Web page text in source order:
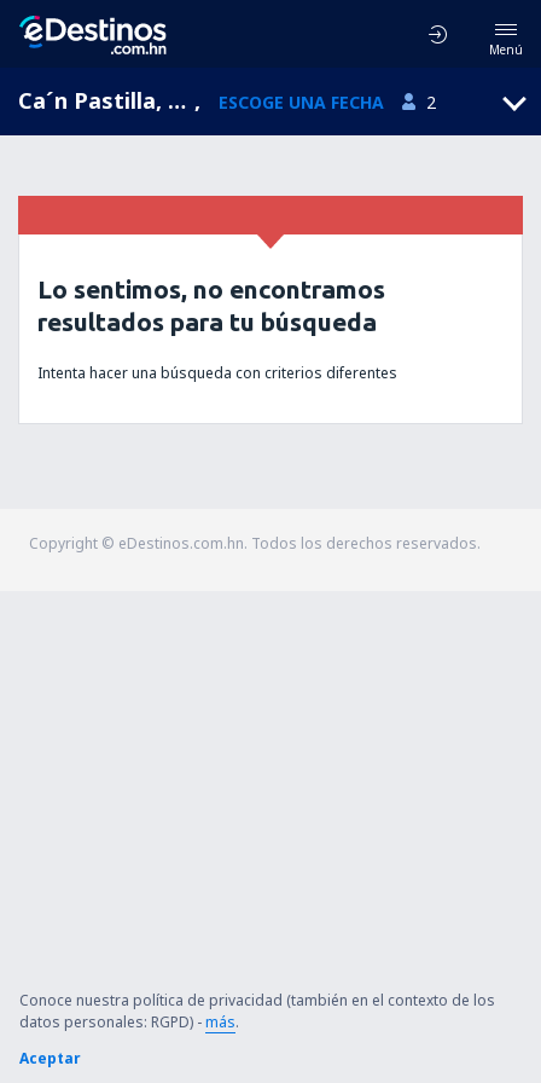
Menú
Ca´n Pastilla, Islas Baleares, España , ESCOGE UNA FECHA 2
Lo sentimos, no encontramos
resultados para tu búsqueda
Intenta hacer una búsqueda con criterios diferentes
Copyright © eDestinos.com.hn. Todos los derechos reservados.
Conoce nuestra política de privacidad (también en el contexto de los
datos personales: RGPD) -más.
Aceptar